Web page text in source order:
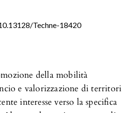
Techne-18420
della mobilità
e valorizzazione di territori
interesse verso la specifica